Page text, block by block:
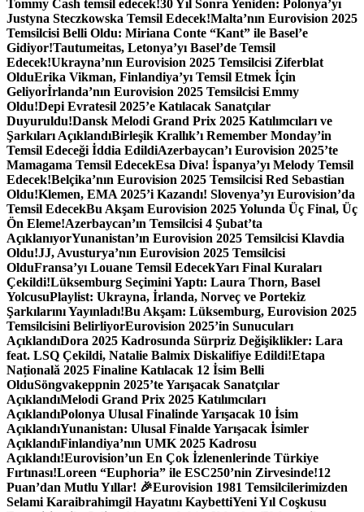
Tommy Cash temsil edecek!30 Yıl Sonra Yeniden: Polonya’yı
Justyna Steczkowska Temsil Edecek!Malta’nın Eurovision 2025
Temsilcisi Belli Oldu: Miriana Conte “Kant” ile Basel’e
Gidiyor!Tautumeitas, Letonya’yı Basel’de Temsil
Edecek!Ukrayna’nın Eurovision 2025 Temsilcisi Ziferblat
OlduErika Vikman, Finlandiya’yı Temsil Etmek İçin
Geliyorİrlanda’nın Eurovision 2025 Temsilcisi Emmy
Oldu!Depi Evratesil 2025’e Katılacak Sanatçılar
Duyuruldu!Dansk Melodi Grand Prix 2025 Katılımcıları ve
Şarkıları AçıklandıBirleşik Krallık’ı Remember Monday’in
Temsil Edeceği İddia EdildiAzerbaycan’ı Eurovision 2025’te
Mamagama Temsil EdecekEsa Diva! İspanya’yı Melody Temsil
Edecek!Belçika’nın Eurovision 2025 Temsilcisi Red Sebastian
Oldu!Klemen, EMA 2025’i Kazandı! Slovenya’yı Eurovision’da
Temsil EdecekBu Akşam Eurovision 2025 Yolunda Üç Final, Üç
Ön Eleme!Azerbaycan’ın Temsilcisi 4 Şubat’ta
AçıklanıyorYunanistan’ın Eurovision 2025 Temsilcisi Klavdia
Oldu!JJ, Avusturya’nın Eurovision 2025 Temsilcisi
OlduFransa’yı Louane Temsil EdecekYarı Final Kuraları
Çekildi!Lüksemburg Seçimini Yaptı: Laura Thorn, Basel
YolcusuPlaylist: Ukrayna, İrlanda, Norveç ve Portekiz
Şarkılarını Yayınladı!Bu Akşam: Lüksemburg, Eurovision 2025
Temsilcisini BelirliyorEurovision 2025’in Sunucuları
AçıklandıDora 2025 Kadrosunda Sürpriz Değişiklikler: Lara
feat. LSQ Çekildi, Natalie Balmix Diskalifiye Edildi!Etapa
Națională 2025 Finaline Katılacak 12 İsim Belli
OlduSöngvakeppnin 2025’te Yarışacak Sanatçılar
AçıklandıMelodi Grand Prix 2025 Katılımcıları
AçıklandıPolonya Ulusal Finalinde Yarışacak 10 İsim
AçıklandıYunanistan: Ulusal Finalde Yarışacak İsimler
AçıklandıFinlandiya’nın UMK 2025 Kadrosu
Açıklandı!Eurovision’un En Çok İzlenenlerinde Türkiye
Fırtınası!Loreen “Euphoria” ile ESC250’nin Zirvesinde!12
Puan’dan Mutlu Yıllar! 🎉Eurovision 1981 Temsilcilerimizden
Selami Karaibrahimgil Hayatını KaybettiYeni Yıl Coşkusu